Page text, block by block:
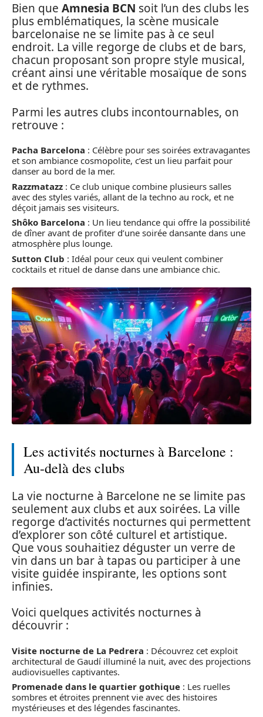
Bien que Amnesia BCN soit l’un des clubs les
plus emblématiques, la scène musicale
barcelonaise ne se limite pas à ce seul
endroit. La ville regorge de clubs et de bars,
chacun proposant son propre style musical,
créant ainsi une véritable mosaïque de sons
et de rythmes.
Parmi les autres clubs incontournables, on
retrouve :
Pacha Barcelona : Célèbre pour ses soirées extravagantes
et son ambiance cosmopolite, c’est un lieu parfait pour
danser au bord de la mer.
Razzmatazz : Ce club unique combine plusieurs salles
avec des styles variés, allant de la techno au rock, et ne
déçoit jamais ses visiteurs.
Shôko Barcelona : Un lieu tendance qui offre la possibilité
de dîner avant de profiter d’une soirée dansante dans une
atmosphère plus lounge.
Sutton Club : Idéal pour ceux qui veulent combiner
cocktails et rituel de danse dans une ambiance chic.
Les activités nocturnes à Barcelone :
Au-delà des clubs
La vie nocturne à Barcelone ne se limite pas
seulement aux clubs et aux soirées. La ville
regorge d’activités nocturnes qui permettent
d’explorer son côté culturel et artistique.
Que vous souhaitiez déguster un verre de
vin dans un bar à tapas ou participer à une
visite guidée inspirante, les options sont
infinies.
Voici quelques activités nocturnes à
découvrir :
Visite nocturne de La Pedrera : Découvrez cet exploit
architectural de Gaudí illuminé la nuit, avec des projections
audiovisuelles captivantes.
Promenade dans le quartier gothique : Les ruelles
sombres et étroites prennent vie avec des histoires
mystérieuses et des légendes fascinantes.